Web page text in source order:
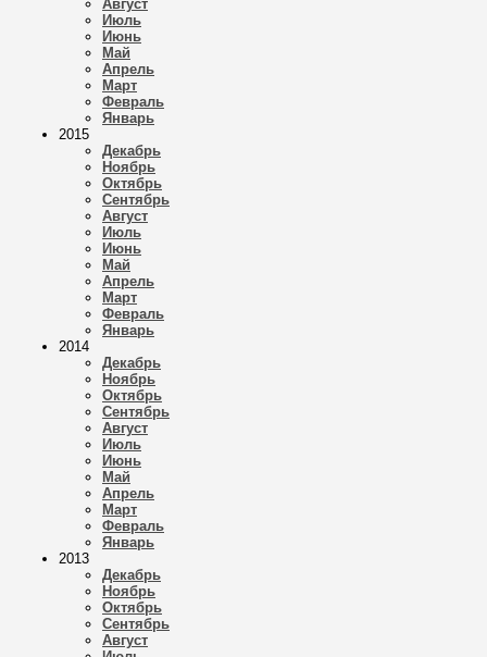
Август
Июль
Июнь
Май
Апрель
Март
Февраль
Январь
2015
Декабрь
Ноябрь
Октябрь
Сентябрь
Август
Июль
Июнь
Май
Апрель
Март
Февраль
Январь
2014
Декабрь
Ноябрь
Октябрь
Сентябрь
Август
Июль
Июнь
Май
Апрель
Март
Февраль
Январь
2013
Декабрь
Ноябрь
Октябрь
Сентябрь
Август